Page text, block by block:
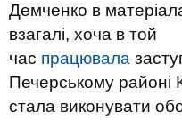
Демченко в
взагалі, хоча в той
час працювала
Печерському районі
стала виконувати